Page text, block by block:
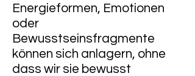
Energieformen, Emotionen
oder
Bewusstseinsfragmente
können sich anlagern, ohne
dass wir sie bewusst